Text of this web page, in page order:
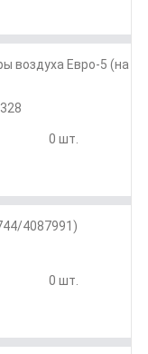
воздуха Евро-5 (на
0 шт.
4087991)
0 шт.